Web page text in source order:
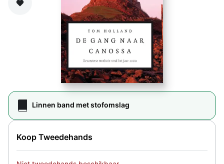
Linnen band met stofomslag
Koop Tweedehands